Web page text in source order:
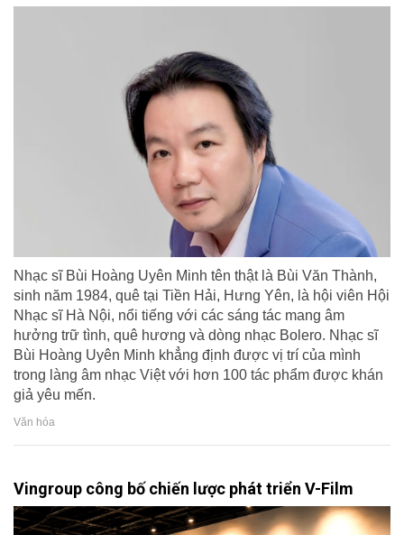
Nhạc sĩ Bùi Hoàng Uyên Minh tên thật là Bùi Văn Thành,
sinh năm 1984, quê tại Tiền Hải, Hưng Yên, là hội viên Hội
Nhạc sĩ Hà Nội, nổi tiếng với các sáng tác mang âm
hưởng trữ tình, quê hương và dòng nhạc Bolero. Nhạc sĩ
Bùi Hoàng Uyên Minh khẳng định được vị trí của mình
trong làng âm nhạc Việt với hơn 100 tác phẩm được khán
giả yêu mến.
Văn hóa
Vingroup công bố chiến lược phát triển V-Film